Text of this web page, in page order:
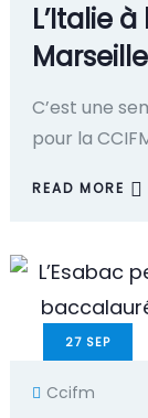
L’Italie
Marseille
C’est une
pour la
READ MORE
27 SEP
Ccifm